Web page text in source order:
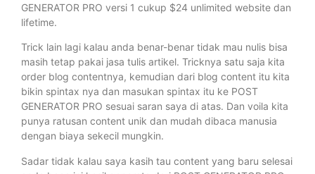
GENERATOR PRO versi 1 cukup $24 unlimited website dan
lifetime.
Trick lain lagi kalau anda benar-benar tidak mau nulis bisa
masih tetap pakai jasa tulis artikel. Tricknya satu saja kita
order blog contentnya, kemudian dari blog content itu kita
bikin spintax nya dan masukan spintax itu ke POST
GENERATOR PRO sesuai saran saya di atas. Dan voila kita
punya ratusan content unik dan mudah dibaca manusia
dengan biaya sekecil mungkin.
Sadar tidak kalau saya kasih tau content yang baru selesai